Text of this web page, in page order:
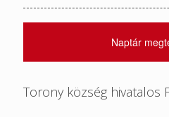
Naptár
Torony község hivatalos